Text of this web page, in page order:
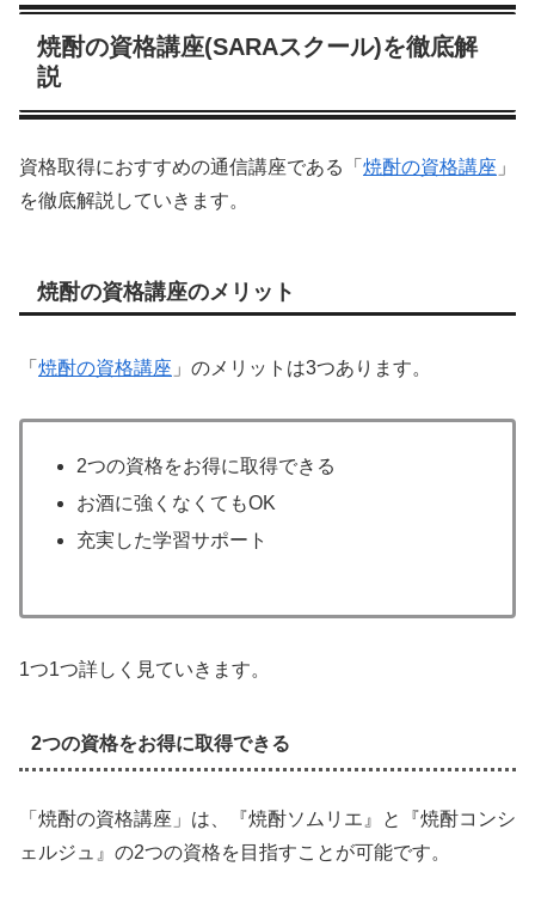
焼酎の資格講座(SARAスクール)を徹底解
説
資格取得におすすめの通信講座である「 焼酎の資格講座 」
を徹底解説していきます。
焼酎の資格講座のメリット
「 焼酎の資格講座 」のメリットは3つあります。
2つの資格をお得に取得できる
お酒に強くなくてもOK
充実した学習サポート
1つ1つ詳しく見ていきます。
2つの資格をお得に取得できる
「焼酎の資格講座」は、『焼酎ソムリエ』と『焼酎コンシ
ェルジュ』の2つの資格を目指すことが可能です。